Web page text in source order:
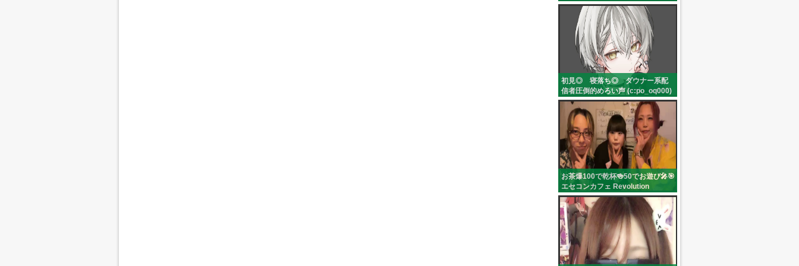
初見◎ 寝落ち◎ ダウナー系配
信者圧倒的めろい声 (c:po_oq000)
お茶爆100で乾杯🍻50でお遊び🎤🎯
エセコンカフェ Revolution
(revol_ution00)